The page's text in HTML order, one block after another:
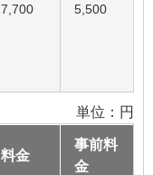
7,700
5,500
単位：円
料金
事前料
金